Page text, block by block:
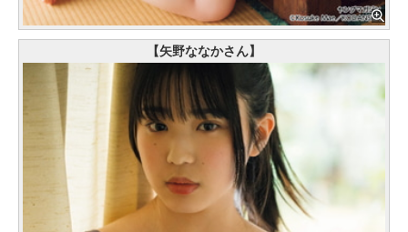
【矢野ななかさん】